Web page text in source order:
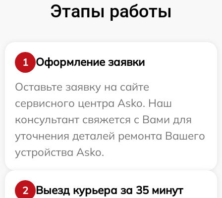
Этапы работы
1
Оформление заявки
Оставьте заявку на сайте
сервисного центра Asko. Наш
консультант свяжется с Вами для
уточнения деталей ремонта Вашего
устройства Asko.
2
Выезд курьера за 35 минут